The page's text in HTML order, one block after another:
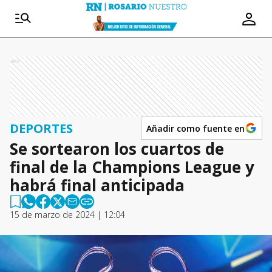
Ads
DEPORTES Añadir como fuente en
Se sortearon los cuartos de
final de la Champions League y
habrá final anticipada
15 de marzo de 2024 | 12:04